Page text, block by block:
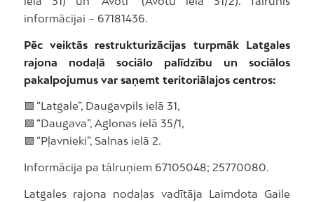
informācijai – 67181436.
Pēc veiktās restrukturizācijas turpmāk Latgales
rajona nodaļā sociālo palīdzību un sociālos
pakalpojumus var saņemt teritoriālajos centros:
🟩 “Latgale”, Daugavpils ielā 31,
🟩 “Daugava”, Aglonas ielā 35/1,
🟩 “Pļavnieki”, Salnas ielā 2.
Informācija pa tālruņiem 67105048; 25770080.
Latgales rajona nodaļas vadītāja Laimdota Gaile